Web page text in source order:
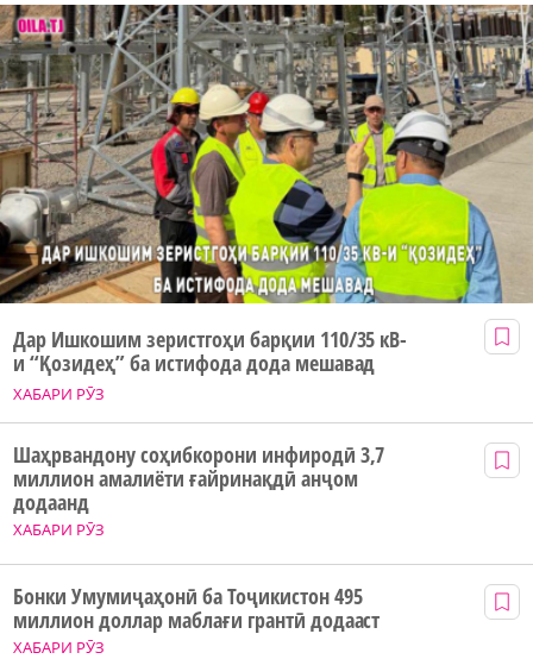
ХАБАРИ РӮЗ
Дар Ишкошим зеристгоҳи барқии 110/35 кВ-
и “Қозидеҳ” ба истифода дода мешавад
ХАБАРИ РӮЗ
Шаҳрвандону соҳибкорони инфиродӣ 3,7
миллион амалиёти ғайринақдӣ анҷом
додаанд
ХАБАРИ РӮЗ
Бонки Умумиҷаҳонӣ ба Тоҷикистон 495
миллион доллар маблағи грантӣ додааст